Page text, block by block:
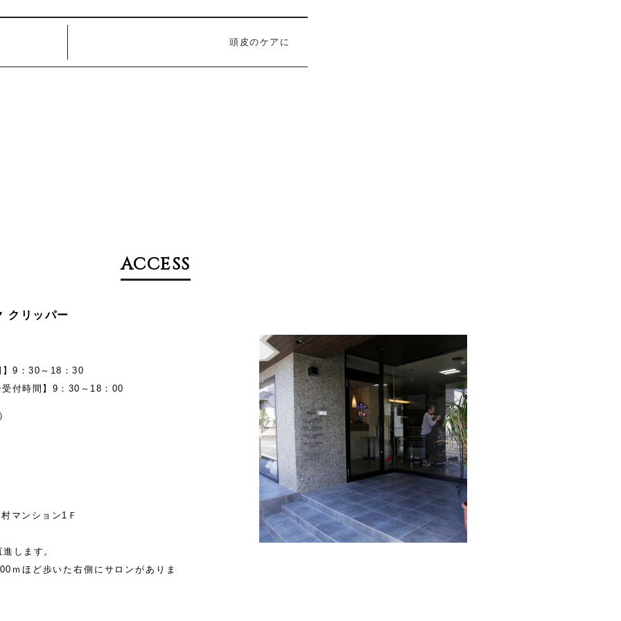
頭皮のケアに
ACCESS
クリッパー
9：30～18：30
付時間】9：30～18：00
マンション1Ｆ
します。
ｍほど歩いた右側にサロンがありま